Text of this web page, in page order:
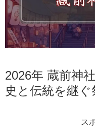
2026年 蔵前神
史と伝統を継ぐ
ス